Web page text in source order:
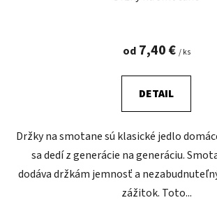
od7,40 € / ks
DETAIL
Držky na smotane sú klasické jedlo
sa dedí z generácie na generáciu.
dodáva držkám jemnosť a
zážitok. Toto...